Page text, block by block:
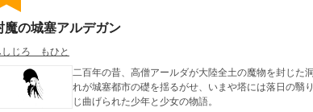
魔の城塞アルデガン
しじろ もひと
二百年の昔、高僧アールダが大陸全土の魔物を封じた
れが城塞都市の礎を揺るがせ、いまや塔には落日の翳
じ曲げられた少年と少女の物語。